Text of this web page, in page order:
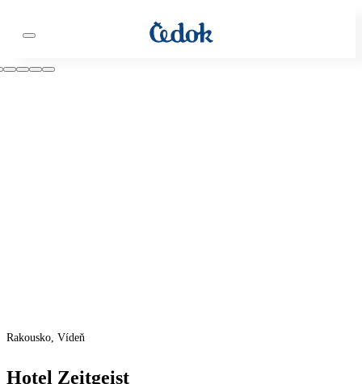
Rakousko, Vídeň
Hotel Zeitgeist